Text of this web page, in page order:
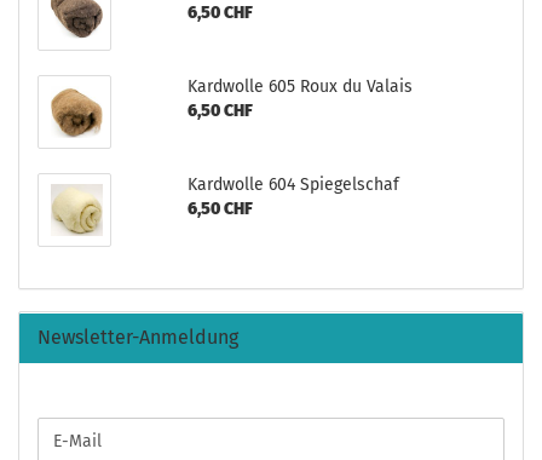
6,50 CHF
Kardwolle 605 Roux du Valais
6,50 CHF
Kardwolle 604 Spiegelschaf
6,50 CHF
Newsletter-Anmeldung
ZUR
E-